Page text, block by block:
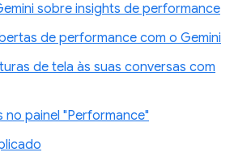
sobre insights de performance
de performance com o Gemini
de tela às suas conversas com
no painel "Performance"